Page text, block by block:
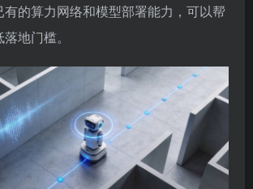
有的算力网络和模型部署能力，可以帮
地门槛。